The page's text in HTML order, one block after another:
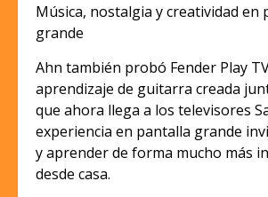
Música, nostalgia y creatividad en
grande
Ahn también probó Fender Play
aprendizaje de guitarra creada
que ahora llega a los televisores
experiencia en pantalla grande
y aprender de forma mucho más
desde casa.